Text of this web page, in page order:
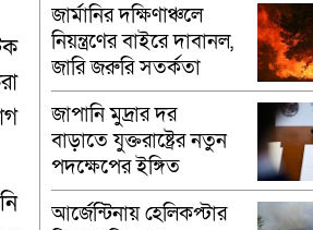
জার্মানির দক্ষিণাঞ্চলে
নিয়ন্ত্রণের বাইরে দাবানল,
জারি জরুরি সতর্কতা
জাপানি মুদ্রার দর
বাড়াতে যুক্তরাষ্ট্রের নতুন
পদক্ষেপের ইঙ্গিত
আর্জেন্টিনায় হেলিকপ্টার